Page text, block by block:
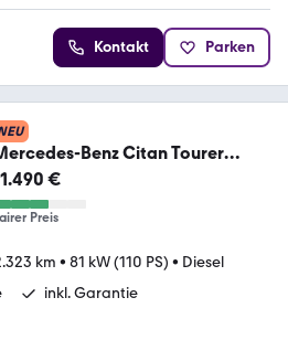
Kontakt Parken
Benz Citan Tourer
111 CDI Lang|1HD|Navi|5
€
Preis
km • 81 kW (110 PS) • Diesel
inkl. Garantie